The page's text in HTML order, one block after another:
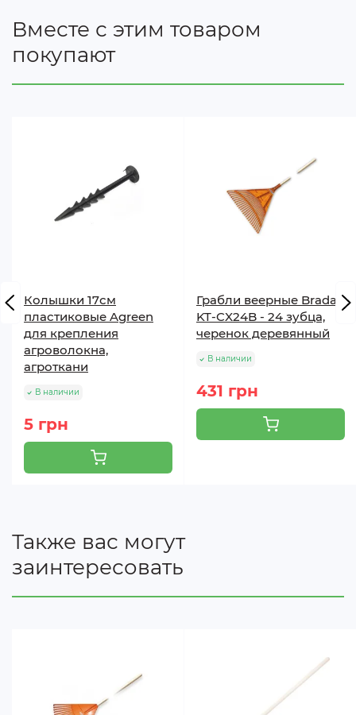
Вместе с этим товаром
покупают
Колышки 17см
пластиковые Agreen
для крепления
агроволокна,
агроткани
В наличии
5 грн
Грабли веерные Bradas
KT-CX24B - 24 зубца,
черенок деревянный
В наличии
431 грн
Также вас могут
заинтересовать